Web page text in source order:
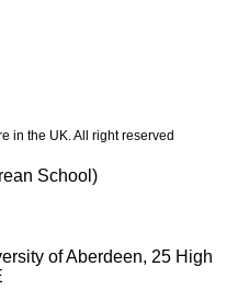
in the UK. All right reserved
School)
of Aberdeen, 25 High